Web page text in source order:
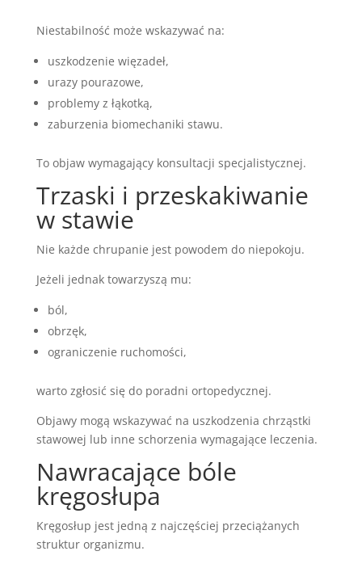
Niestabilność może wskazywać na:
uszkodzenie więzadeł,
urazy pourazowe,
problemy z łąkotką,
zaburzenia biomechaniki stawu.
To objaw wymagający konsultacji specjalistycznej.
Trzaski i przeskakiwanie
w stawie
Nie każde chrupanie jest powodem do niepokoju.
Jeżeli jednak towarzyszą mu:
ból,
obrzęk,
ograniczenie ruchomości,
warto zgłosić się do poradni ortopedycznej.
Objawy mogą wskazywać na uszkodzenia chrząstki
stawowej lub inne schorzenia wymagające leczenia.
Nawracające bóle
kręgosłupa
Kręgosłup jest jedną z najczęściej przeciążanych
struktur organizmu.